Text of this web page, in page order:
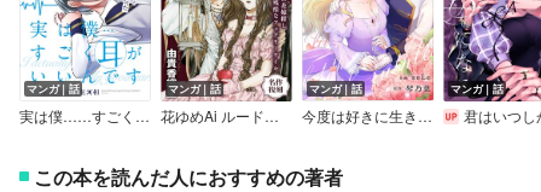
マンガ｜話
実は僕……すごく耳がいいんです～乙女ゲームで感情のない人形と嫌われていた悪役令嬢、実は重度のあがり症だった～【単話版】
マンガ｜話
花ゆめAi ルードヴィッヒ革命－白雪姫－
マンガ｜話
今度は好きに生きたかったのに、冷酷皇太子様の溺愛が止まりません
マンガ｜話
君はいつしか毒になる 【連
この本を読んだ人におすすめの著者